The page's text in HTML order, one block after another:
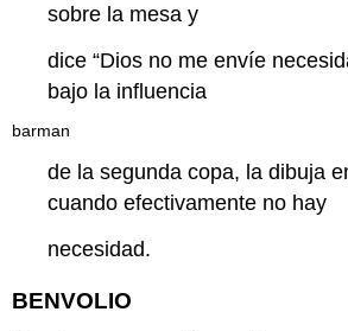
sobre la mesa y
dice “Dios no me envíe
bajo la influencia
barman
de la segunda copa, la dibuja
cuando efectivamente no hay
necesidad.
BENVOLIO